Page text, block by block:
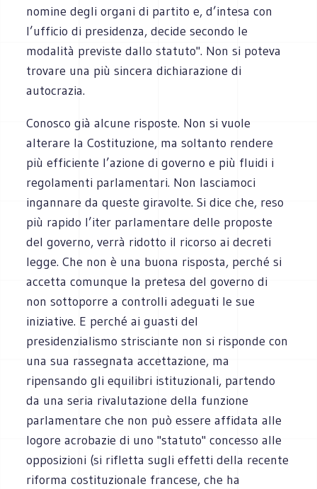
nomine degli organi di partito e, d’intesa con
l’ufficio di presidenza, decide secondo le
modalità previste dallo statuto". Non si poteva
trovare una più sincera dichiarazione di
autocrazia.
Conosco già alcune risposte. Non si vuole
alterare la Costituzione, ma soltanto rendere
più efficiente l’azione di governo e più fluidi i
regolamenti parlamentari. Non lasciamoci
ingannare da queste giravolte. Si dice che, reso
più rapido l’iter parlamentare delle proposte
del governo, verrà ridotto il ricorso ai decreti
legge. Che non è una buona risposta, perché si
accetta comunque la pretesa del governo di
non sottoporre a controlli adeguati le sue
iniziative. E perché ai guasti del
presidenzialismo strisciante non si risponde con
una sua rassegnata accettazione, ma
ripensando gli equilibri istituzionali, partendo
da una seria rivalutazione della funzione
parlamentare che non può essere affidata alle
logore acrobazie di uno "statuto" concesso alle
opposizioni (si rifletta sugli effetti della recente
riforma costituzionale francese, che ha